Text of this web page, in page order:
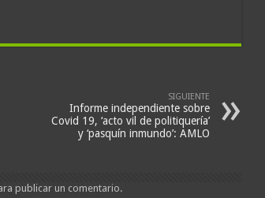
SIGUIENTE
Informe independiente sobre
Covid 19, ‘acto vil de politiquería’
y ‘pasquín inmundo’: AMLO
publicar un comentario.